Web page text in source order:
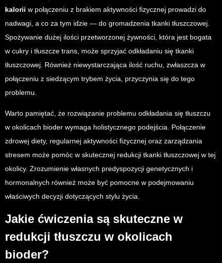
kalorii w połączeniu z brakiem aktywności fizycznej prowadzi do
nadwagi, a co za tym idzie — do gromadzenia tkanki tłuszczowej.
Spożywanie dużej ilości przetworzonej żywności, która jest bogata
w cukry i tłuszcze trans, może sprzyjać odkładaniu się tkanki
tłuszczowej. Również niewystarczająca ilość ruchu, zwłaszcza w
połączeniu z siedzącym trybem życia, przyczynia się do tego
problemu.
Warto pamiętać, że rozwiązanie problemu odkładania się tłuszczu
w okolicach bioder wymaga holistycznego podejścia. Połączenie
zdrowej diety, regularnej aktywności fizycznej oraz zarządzania
stresem może pomóc w skutecznej redukcji tkanki tłuszczowej w tej
okolicy. Zrozumienie własnych predyspozycji genetycznych i
hormonalnych również może być pomocne w podejmowaniu
właściwych decyzji dotyczących stylu życia.
Jakie ćwiczenia są skuteczne w
redukcji tłuszczu w okolicach
bioder?